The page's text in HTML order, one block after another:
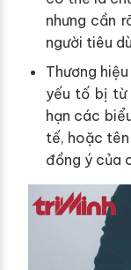
nhưng cần
người tiêu
Thương
yếu tố bị từ
hạn các
tế, hoặc
đồng ý của